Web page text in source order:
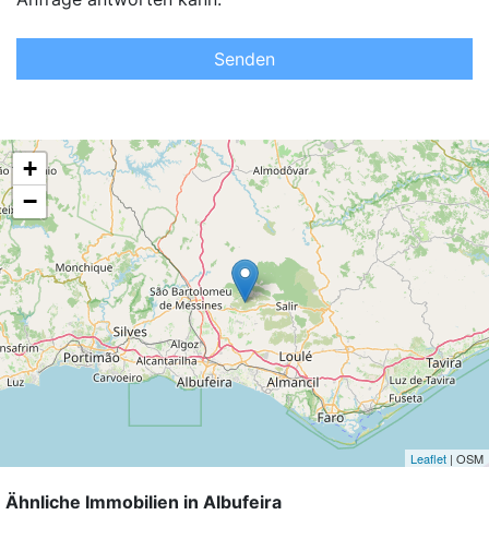
Senden
+
−
Leaflet | OSM
Ähnliche Immobilien in Albufeira